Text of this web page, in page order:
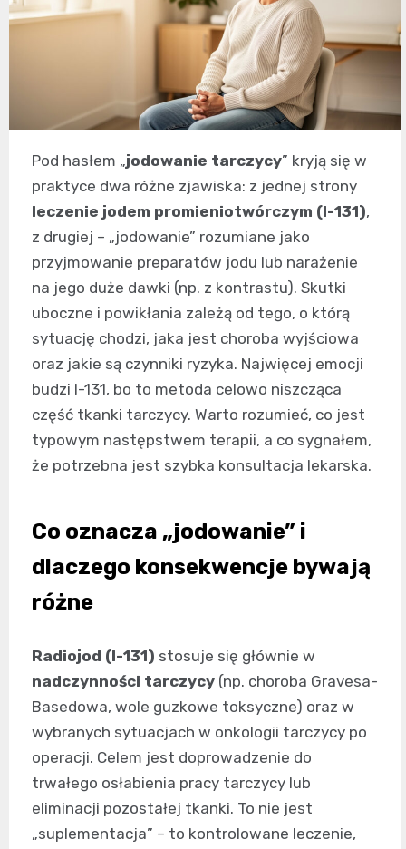
Pod hasłem „jodowanie tarczycy” kryją się w
praktyce dwa różne zjawiska: z jednej strony
leczenie jodem promieniotwórczym (I-131),
z drugiej – „jodowanie” rozumiane jako
przyjmowanie preparatów jodu lub narażenie
na jego duże dawki (np. z kontrastu). Skutki
uboczne i powikłania zależą od tego, o którą
sytuację chodzi, jaka jest choroba wyjściowa
oraz jakie są czynniki ryzyka. Najwięcej emocji
budzi I-131, bo to metoda celowo niszcząca
część tkanki tarczycy. Warto rozumieć, co jest
typowym następstwem terapii, a co sygnałem,
że potrzebna jest szybka konsultacja lekarska.
Co oznacza „jodowanie” i
dlaczego konsekwencje bywają
różne
Radiojod (I-131) stosuje się głównie w
nadczynności tarczycy (np. choroba Gravesa-
Basedowa, wole guzkowe toksyczne) oraz w
wybranych sytuacjach w onkologii tarczycy po
operacji. Celem jest doprowadzenie do
trwałego osłabienia pracy tarczycy lub
eliminacji pozostałej tkanki. To nie jest
„suplementacja” – to kontrolowane leczenie,